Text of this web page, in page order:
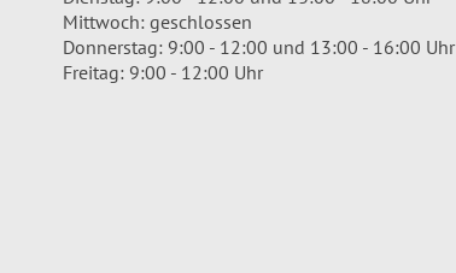
Mittwoch: geschlossen
Donnerstag: 9:00 - 12:00 und 13:00 - 16:00 Uhr
Freitag: 9:00 - 12:00 Uhr